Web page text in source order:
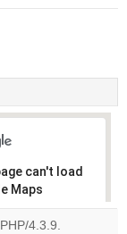
can't load
Maps
4.3.9.